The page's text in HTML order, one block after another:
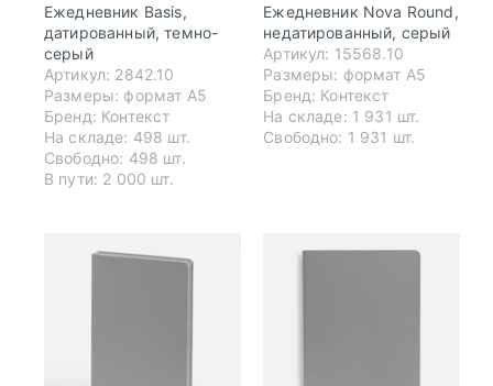
Ежедневник Basis,
датированный, темно-
серый
Артикул: 2842.10
Размеры: формат А5
Бренд: Контекст
На складе: 498 шт.
Свободно: 498 шт.
В пути: 2 000 шт.
Ежедневник Nova Round,
недатированный, серый
Артикул: 15568.10
Размеры: формат А5
Бренд: Контекст
На складе: 1 931 шт.
Свободно: 1 931 шт.